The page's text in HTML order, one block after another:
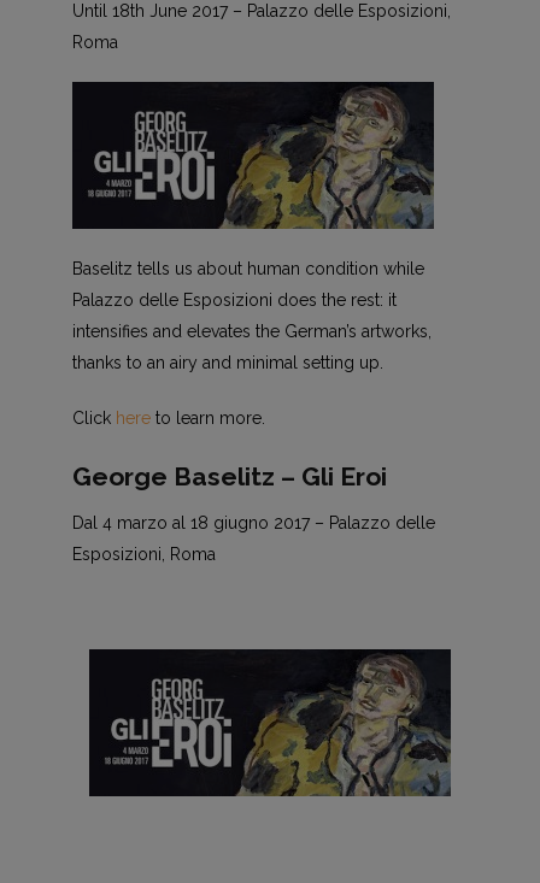
Until 18th June 2017 – Palazzo delle Esposizioni,
Roma
Baselitz tells us about human condition while
Palazzo delle Esposizioni does the rest: it
intensifies and elevates the German’s artworks,
thanks to an airy and minimal setting up.
Click hereto learn more.
George Baselitz – Gli Eroi
Dal 4 marzo al 18 giugno 2017 – Palazzo delle
Esposizioni, Roma